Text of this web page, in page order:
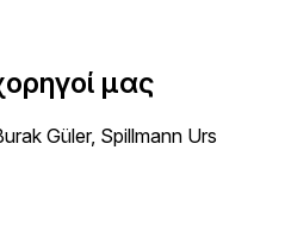
μας
Güler, Spillmann Urs